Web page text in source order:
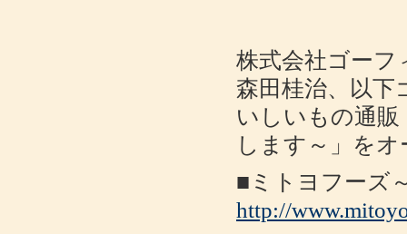
株式会社ゴーフ
森田桂治、以下
いしいもの通
します～」を
■ミトヨフーズ
http://